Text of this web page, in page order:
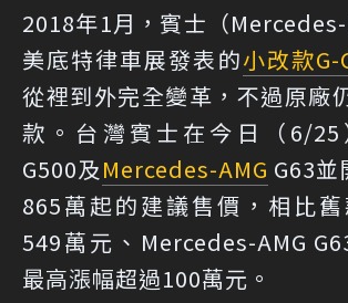
2018年1月，賓士（
美底特律車展發表的小改款
從裡到外完全變革，不過原廠
款。台灣賓士在今日（6/
G500及Mercedes-AMG G63並
865萬起的建議售價，相比
549萬元、Mercedes-AMG
最高漲幅超過100萬元。